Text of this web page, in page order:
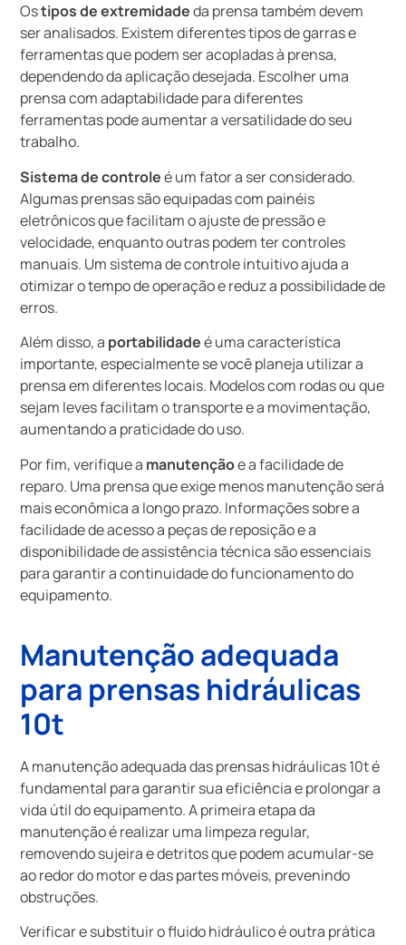
Ostipos de extremidadeda prensa também devem
ser analisados. Existem diferentes tipos de garras e
ferramentas que podem ser acopladas à prensa,
dependendo da aplicação desejada. Escolher uma
prensa com adaptabilidade para diferentes
ferramentas pode aumentar a versatilidade do seu
trabalho.
Sistema de controleé um fator a ser considerado.
Algumas prensas são equipadas com painéis
eletrônicos que facilitam o ajuste de pressão e
velocidade, enquanto outras podem ter controles
manuais. Um sistema de controle intuitivo ajuda a
otimizar o tempo de operação e reduz a possibilidade de
erros.
Além disso, a portabilidadeé uma característica
importante, especialmente se você planeja utilizar a
prensa em diferentes locais. Modelos com rodas ou que
sejam leves facilitam o transporte e a movimentação,
aumentando a praticidade do uso.
Por fim, verifique a manutençãoe a facilidade de
reparo. Uma prensa que exige menos manutenção será
mais econômica a longo prazo. Informações sobre a
facilidade de acesso a peças de reposição e a
disponibilidade de assistência técnica são essenciais
para garantir a continuidade do funcionamento do
equipamento.
Manutenção adequada
para prensas hidráulicas
10t
A manutenção adequada das prensas hidráulicas 10t é
fundamental para garantir sua eficiência e prolongar a
vida útil do equipamento. A primeira etapa da
manutenção é realizar uma limpeza regular,
removendo sujeira e detritos que podem acumular-se
ao redor do motor e das partes móveis, prevenindo
obstruções.
Verificar e substituir o fluido hidráulico é outra prática